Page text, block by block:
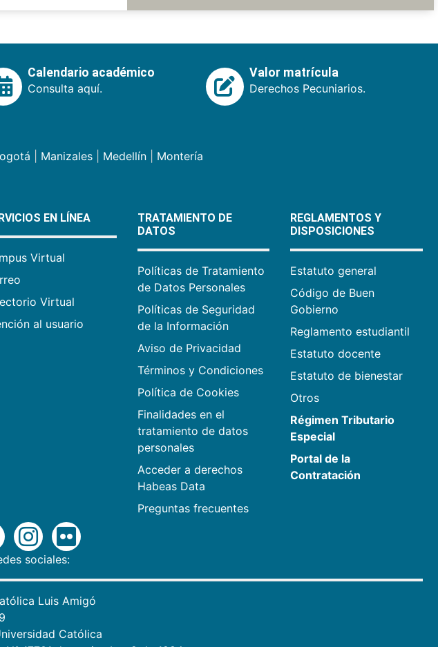
Calendario académico
Consulta aquí.
Valor matrícula
Derechos Pecuniarios.
Manizales| Medellín| Montería
EN LÍNEA
Virtual
Virtual
al usuario
TRATAMIENTO DE
DATOS
Políticas de Tratamiento
de Datos Personales
Políticas de Seguridad
de la Información
Aviso de Privacidad
Términos y Condiciones
Política de Cookies
Finalidades en el
tratamiento de datos
personales
Acceder a derechos
Habeas Data
Preguntas frecuentes
REGLAMENTOS Y
DISPOSICIONES
Estatuto general
Código de Buen
Gobierno
Reglamento estudiantil
Estatuto docente
Estatuto de bienestar
Otros
Régimen Tributario
Especial
Portal de la
Contratación
sociales:
Luis Amigó
Católica